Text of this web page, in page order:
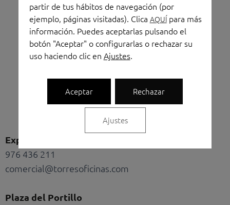
bag
Exposición y oficinas
976 436 211
comercial@torresoficinas.com
Plaza del Portillo
partir de tus hábitos de navegación (por
ejemplo, páginas visitadas). Clica AQUÍpara más
información. Puedes aceptarlas pulsando el
botón "Aceptar" o configurarlas o rechazar su
uso haciendo clic en Ajustes.
Aceptar Rechazar
Ajustes